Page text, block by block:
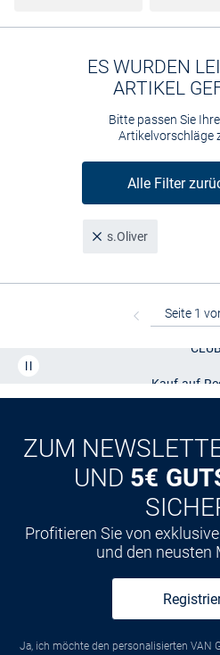
ES WURDEN
ARTIKEL
Bitte passen Sie
Artikelvorschläge
Alle Filter
s.Oliver
Kostenlose Lieferung und
CLUB
Kauf auf
ZUM
UND 5€
Profitieren Sie von
und den neusten
Ja, ich möchte den personalisierten VAN